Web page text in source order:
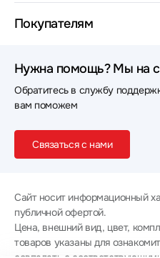
Покупателям
Нужна помощь? Мы на
Обратитесь в службу
вам поможем
Связаться с нами
Сайт носит информационный
публичной офертой.
Цена, внешний вид, цвет,
товаров указаны для